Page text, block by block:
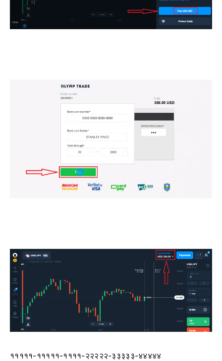
१११११-१११११-११११-२२२२२-३३३३३-४४४४४